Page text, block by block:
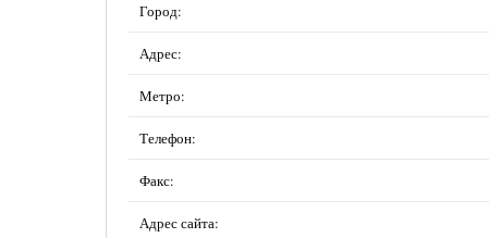
Город:
Адрес:
Метро:
Телефон:
Факс:
Адрес сайта: